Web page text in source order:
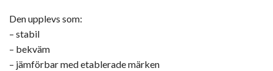
Den upplevs som:
– stabil
– bekväm
– jämförbar med etablerade märken